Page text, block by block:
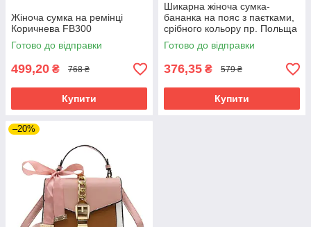
Жіноча сумка на ремінці
Коричнева FB300
Готово до відправки
499,20 ₴ 768 ₴
Купити
Шикарна жіноча сумка-
бананка на пояс з паєтками,
срібного кольору пр. Польща
NR2
Готово до відправки
376,35 ₴ 579 ₴
Купити
–20%